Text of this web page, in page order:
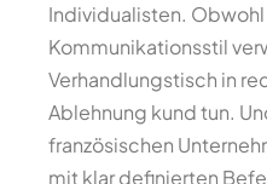
Individualisten.
Kommunikationsstil
Verhandlungstisch in
Ablehnung kund tun.
französischen
mit klar definierten